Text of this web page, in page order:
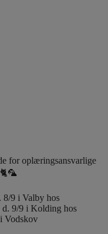
for oplæringsansvarlige
8/9 i Valby hos
d. 9/9 i Kolding hos
Vodskov